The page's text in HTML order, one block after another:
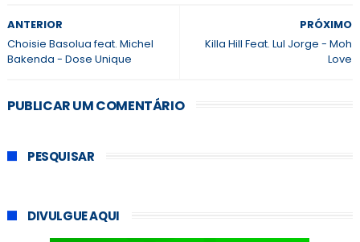
PRÓXIMO
Killa Hill Feat. Lul Jorge - Moh
Love
ANTERIOR
Choisie Basolua feat. Michel
Bakenda - Dose Unique
PUBLICAR UM COMENTÁRIO
PESQUISAR
DIVULGUE AQUI